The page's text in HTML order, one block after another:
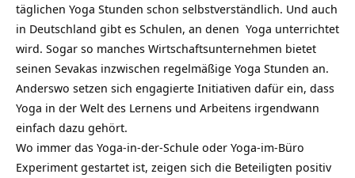
täglichen Yoga Stunden schon selbstverständlich. Und auch
in Deutschland gibt es Schulen, an denen Yoga unterrichtet
wird. Sogar so manches Wirtschaftsunternehmen bietet
seinen Sevakas inzwischen regelmäßige Yoga Stunden an.
Anderswo setzen sich engagierte Initiativen dafür ein, dass
Yoga in der Welt des Lernens und Arbeitens irgendwann
einfach dazu gehört.
Wo immer das Yoga-in-der-Schule oder Yoga-im-Büro
Experiment gestartet ist, zeigen sich die Beteiligten positiv